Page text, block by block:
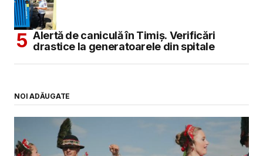
Alertă de caniculă în Timiș. Verificări
drastice la generatoarele din spitale
NOI ADĂUGATE